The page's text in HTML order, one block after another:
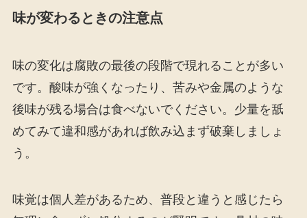
味が変わるときの注意点
味の変化は腐敗の最後の段階で現れることが多い
です。酸味が強くなったり、苦みや金属のような
後味が残る場合は食べないでください。少量を舐
めてみて違和感があれば飲み込まず破棄しましょ
う。
味覚は個人差があるため、普段と違うと感じたら